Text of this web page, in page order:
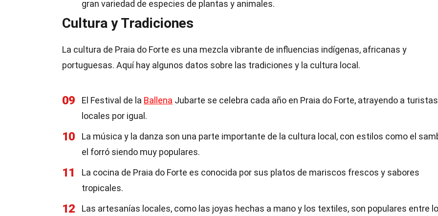
gran variedad de especies de plantas y animales.
Cultura y Tradiciones
La cultura de Praia do Forte es una mezcla vibrante de influencias indígenas, africanas y
portuguesas. Aquí hay algunos datos sobre las tradiciones y la cultura local.
09 El Festival de la Ballena Jubarte se celebra cada año en Praia do Forte, atrayendo a
locales por igual.
10
La música y la danza son una parte importante de la cultura local, con estilos como el
el forró siendo muy populares.
11
La cocina de Praia do Forte es conocida por sus platos de mariscos frescos y sabores
tropicales.
12
Las artesanías locales, como las joyas hechas a mano y los textiles, son populares entre